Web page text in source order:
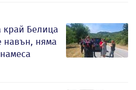
край Белица
навън, няма